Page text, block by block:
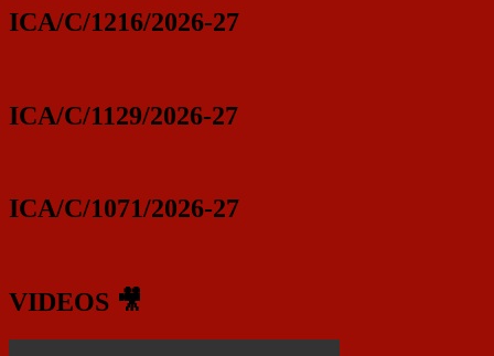
ICA/C/1216/2026-27
ICA/C/1129/2026-27
ICA/C/1071/2026-27
VIDEOS 🎥